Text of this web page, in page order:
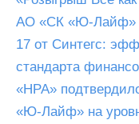
АО «СК «Ю-Лайф»
17 от Синтегс:
стандарта
«НРА»
«Ю-Лайф» на